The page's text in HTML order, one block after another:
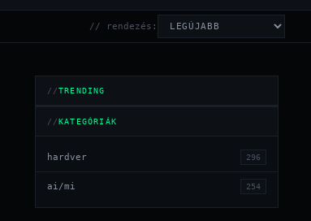
// rendezés:
TRENDING
KATEGÓRIÁK
hardver 296
ai/mi 254